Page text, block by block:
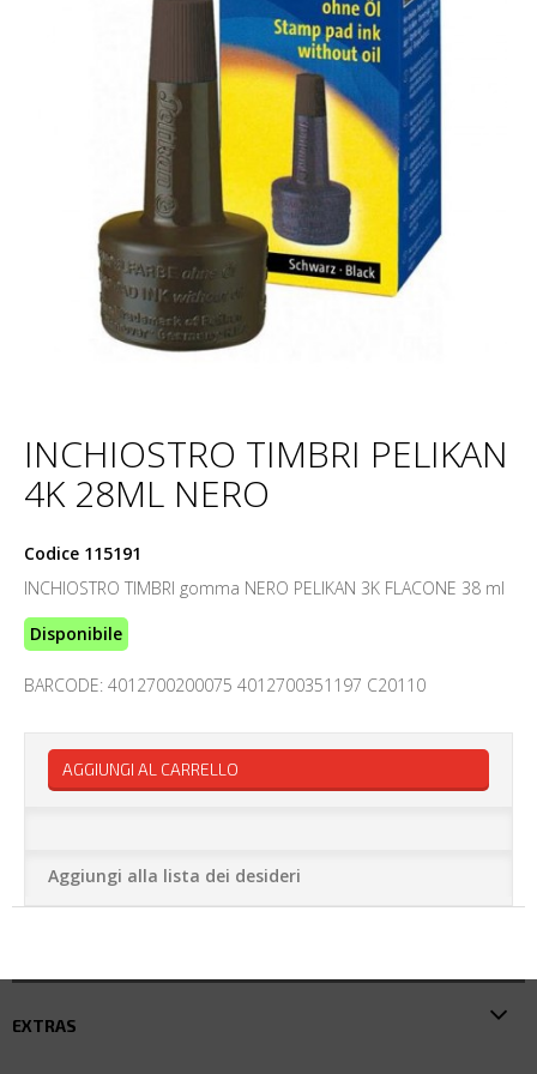
INCHIOSTRO TIMBRI PELIKAN
4K 28ML NERO
Codice 115191
INCHIOSTRO TIMBRI gomma NERO PELIKAN 3K FLACONE 38 ml
Disponibile
BARCODE: 4012700200075 4012700351197 C20110
AGGIUNGI AL CARRELLO
Aggiungi alla lista dei desideri
EXTRAS